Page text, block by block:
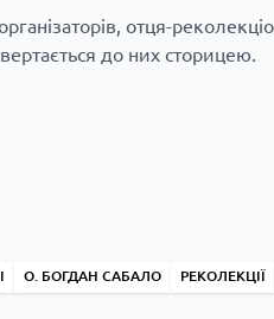
отця-
до них сторицею.
О. БОГДАН САБАЛО РЕКОЛЕКЦІЇ